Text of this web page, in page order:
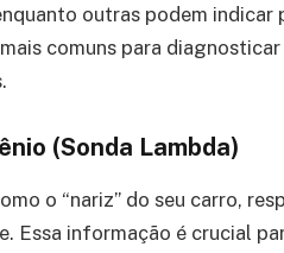
outras podem
comuns para
(Sonda Lambda)
o “nariz” do seu carro,
Essa informação é crucial